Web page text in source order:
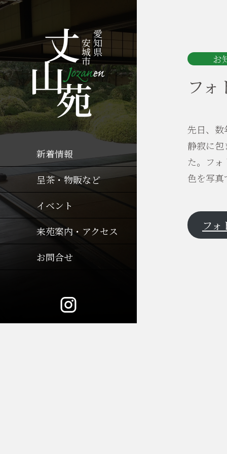
新着情報
呈茶・物販など
イベント
来苑案内・アクセス
お問合せ
お
フ
先日、数
静寂に包
た。フ
色を写真
フォ